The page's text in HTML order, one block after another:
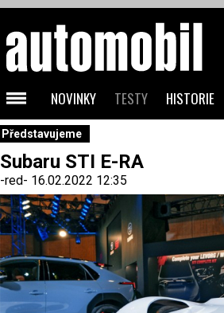
Představujeme
Subaru STI E-RA
-red- 16.02.2022 12:35
NOVINKY TESTY HISTORIE